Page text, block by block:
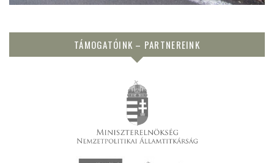
TÁMOGATÓINK – PARTNEREINK